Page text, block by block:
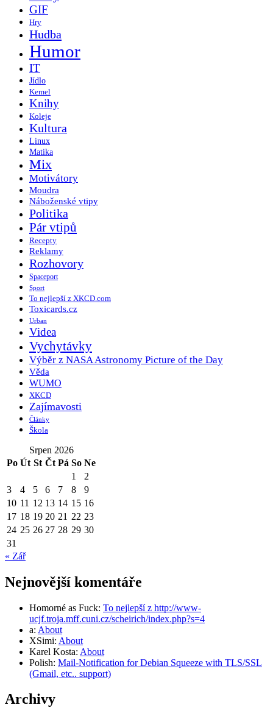
GIF
Hry
Hudba
Humor
IT
Jídlo
Kemel
Knihy
Koleje
Kultura
Linux
Matika
Mix
Motivátory
Moudra
Náboženské vtipy
Politika
Pár vtipů
Recepty
Reklamy
Rozhovory
Spaceport
Sport
To nejlepší z XKCD.com
Toxicards.cz
Urban
Videa
Vychytávky
Výběr z NASA Astronomy Picture of the Day
Věda
WUMO
XKCD
Zajímavosti
Články
Škola
Srpen 2026
Po Út St Čt Pá So Ne
1
2
3
4 5 6 7 8
9
10 11 12 13 14 15 16
17 18 19 20 21 22 23
24 25 26 27 28 29 30
31
« Zář
Nejnovější komentáře
Homorné as Fuck: To nejlepší z http://www-
ucjf.troja.mff.cuni.cz/scheirich/index.php?s=4
a: About
XSimi: About
Karel Kosta: About
Polish: Mail-Notification for Debian Squeeze with TLS/SSL
(Gmail, etc.. support)
Archivy